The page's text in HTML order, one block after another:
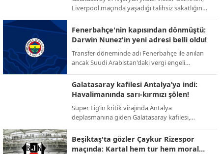
Liverpool maçında yaşadığı talihsiz sakatlığın
tarihi bizzat duyurdu.
Fenerbahçe'nin kapısından dönmüştü:
Darwin Nunez'in yeni adresi belli oldu!
Transfer döneminde adı Fenerbahçe ile anılan
ancak Suudi Arabistan'daki vergi engeli
takas operasyonuyla Premier Lig'e geri dönüyor.
Galatasaray kafilesi Antalya’ya indi:
Havalimanında sarı-kırmızı şölen!
Süper Lig’in kritik virajında Antalya
deplasmanına giden Galatasaray kafilesi,
karşılandı; sarı-kırmızılı taraftarlar şampiyonluk
yolunda takıma tam destek verdi.
Beşiktaş'ta gözler Çaykur Rizespor
maçında: Kartal hem tur hem moral